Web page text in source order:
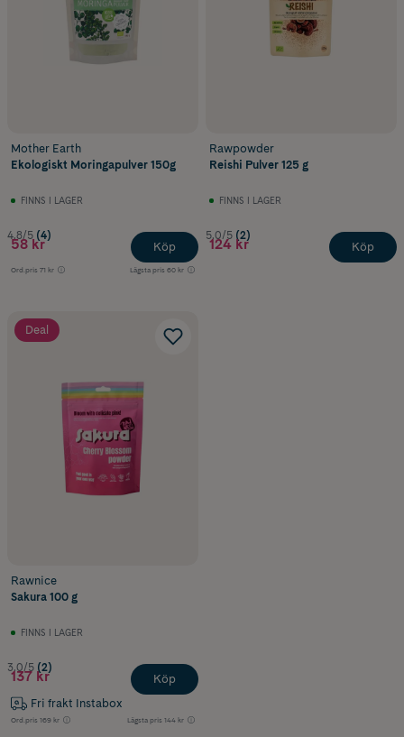
Mother Earth
Ekologiskt Moringapulver 150g
FINNS I LAGER
4.8/5 (4)
58 kr
Ord.pris 71 kr Lägsta pris 60 kr
Köp
Rawpowder
Reishi Pulver 125 g
FINNS I LAGER
5.0/5 (2)
124 kr Köp
Deal
Rawnice
Sakura 100 g
FINNS I LAGER
3.0/5 (2)
137 kr
Fri frakt Instabox
Ord.pris 169 kr Lägsta pris 144 kr
Köp